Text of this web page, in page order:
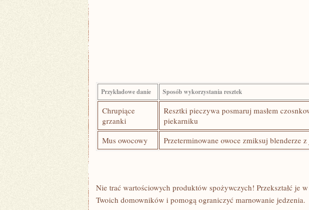
Przykładowe danie Sposób wykorzystania resztek
Chrupiące​
grzanki
Resztki pieczywa ⁤posmaruj masłem
piekarniku
Mus owocowy
Przeterminowane owoce zmiksuj blenderze
Nie trać wartościowych produktów ‍spożywczych! Przekształć je
Twoich domowników i ‌pomogą ⁤ograniczyć‌ marnowanie ​jedzenia.